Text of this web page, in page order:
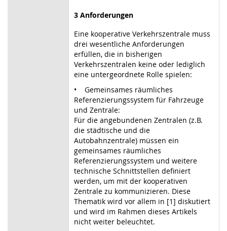
3 Anforderungen
Eine kooperative Verkehrszentrale muss
drei wesentliche Anforderungen
erfüllen, die in bisherigen
Verkehrszentralen keine oder lediglich
eine untergeordnete Rolle spielen:
• Gemeinsames räumliches
Referenzierungssystem für Fahrzeuge
und Zentrale:
Für die angebundenen Zentralen (z.B.
die städtische und die
Autobahnzentrale) müssen ein
gemeinsames räumliches
Referenzierungssystem und weitere
technische Schnittstellen definiert
werden, um mit der kooperativen
Zentrale zu kommunizieren. Diese
Thematik wird vor allem in [1] diskutiert
und wird im Rahmen dieses Artikels
nicht weiter beleuchtet.